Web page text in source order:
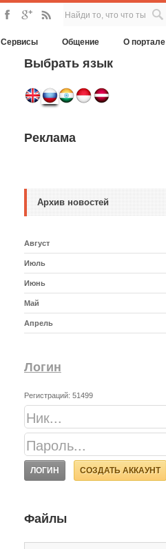
Сервисы Общение О портале
Выбрать язык
Реклама
Архив новостей
Август
Июль
Июнь
Май
Апрель
Логин
Регистраций: 51499
СОЗДАТЬ АККАУНТ
Файлы